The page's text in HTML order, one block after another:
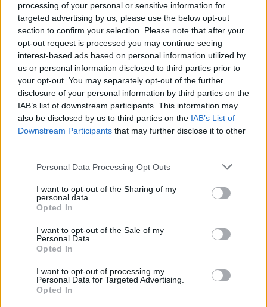
processing of your personal or sensitive information for
targeted advertising by us, please use the below opt-out
section to confirm your selection. Please note that after your
opt-out request is processed you may continue seeing
interest-based ads based on personal information utilized by
us or personal information disclosed to third parties prior to
your opt-out. You may separately opt-out of the further
disclosure of your personal information by third parties on the
IAB’s list of downstream participants. This information may
also be disclosed by us to third parties on the IAB’s List of
Downstream Participants that may further disclose it to other
Personal Data Processing Opt Outs
I want to opt-out of the Sharing of my
personal data.
Opted In
I want to opt-out of the Sale of my
Personal Data.
Opted In
I want to opt-out of processing my
Personal Data for Targeted Advertising.
Opted In
Treinador:Tiago Nogueira.
Santa Marta:
Kiko, Bruno Sul, Ruben, Peixoto, Jota (Diogo,
78), Varandas (Fabiano, 78), Nuno (Gabi, 60), Amaral (Miguel,
70), Machado, Júlio Neiva e António (Esteves, 60).
: Rui Jorge (6), Jorge Jesus (27), Júlio Neiva (35).
Ação Disciplinar:
Por Luis Miguel Roçadas